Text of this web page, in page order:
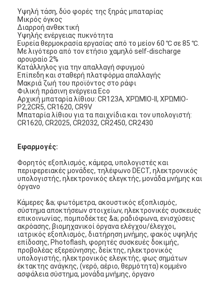
Υψηλή τάση, δύο φορές της ξηράς μπαταρίας
Μικρός όγκος
Διαρροή ανθεκτική
Υψηλής ενέργειας πυκνότητα
Ευρεία θερμοκρασία εργασίας από το μείον 60 ℃ σε 85 ℃.
Με λιγότερο από τον ετήσιο χαμηλό self-discharge
αρουραίο 2%
Κατάλληλος για την απαλλαγή σφυγμού
Επίπεδη και σταθερή πλατφόρμα απαλλαγής
Μακριά ζωή του προϊόντος στο ράφι
Φιλική πράσινη ενέργεια Eco
Αρχική μπαταρία λίθιου: CR123A, ΧΡΏΜΙΟ-ΙΙ, ΧΡΏΜΙΟ-
P2,2CR5, CR1620, CR9V
Μπαταρία λίθιου για τα παιχνίδια και τον υπολογιστή:
CR1620, CR2025, CR2032, CR2450, CR2430
Εφαρμογές:
Φορητός εξοπλισμός, κάμερα, υπολογιστές και
περιφερειακές μονάδες, τηλέφωνο DECT, ηλεκτρονικός
υπολογιστής, ηλεκτρονικός ελεγκτής, μονάδα μνήμης και
όργανο
Κάμερες &a; φωτόμετρα, ακουστικός εξοπλισμός,
σύστημα αποκτήσεων στοιχείων, ηλεκτρονικές συσκευές
επικοινωνίας, πομποδέκτες &a; ραδιόφωνα, ενισχύσεις
ακρόασης, βιομηχανικοί όργανα ελέγχου/έλεγχοι,
ιατρικός εξοπλισμός, διατήρηση μνήμης, φακός υψηλής
επίδοσης, Photoflash, φορητές συσκευές δοκιμής,
προβολέας εξερεύνησης, δείκτης, ηλεκτρονικός
υπολογιστής, ηλεκτρονικός ελεγκτής, φως σημάτων
έκτακτης ανάγκης, (νερό, αέριο, θερμότητα) κομμένο
ασφάλεια σύστημα, μονάδα μνήμης, όργανο